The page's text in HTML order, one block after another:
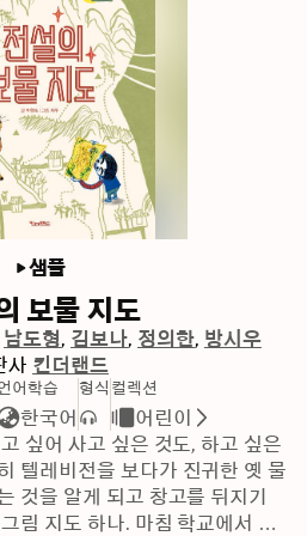
샘플
보물 지도
남도형 김보나 정의한 방시우
사 킨더랜드
어학습
한국어
형식 컬렉션
어린이
싶어 사고 싶은 것도, 하고 싶은
텔레비전을 보다가 진귀한 옛 물
것을 알게 되고 창고를 뒤지기
림 지도 하나. 마침 학교에서 동